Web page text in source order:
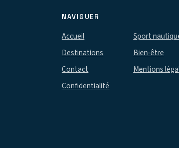
NAVIGUER
Accueil
Sport
Destinations
Bien-être
Contact
Mentions
Confidentialité